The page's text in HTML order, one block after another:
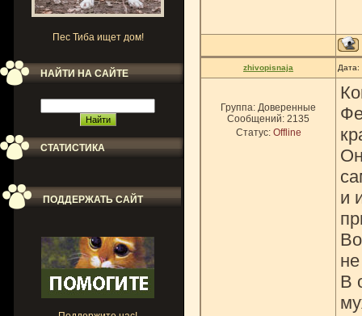
Пес Тиба ищет дом!
НАЙТИ НА САЙТЕ
СТАТИСТИКА
ПОДДЕРЖАТЬ САЙТ
zhivopisnaja
Группа: Доверенные
Сообщений: 2135
Статус: Offline
и
В